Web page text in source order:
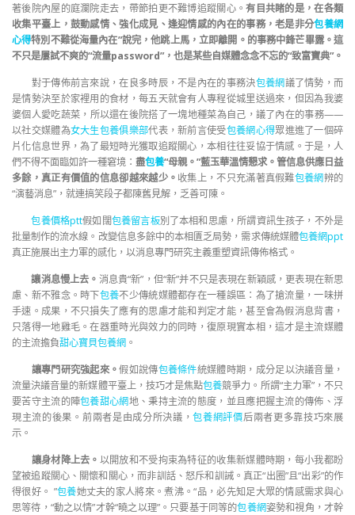
著後院內屋的庭瀾院走去，帶節拍更不難博追蹤關心。有目共睹的是，在各類
收集平臺上，鼓動感情、強化成見、逢迎情感的內在的事務，老是非分包養網
心得特別不難從海量內在”說完，他跳上馬，立即離開。的事務中鋒芒畢露。這
不只是屢試不爽的“流量password”，也是某些自媒體念念不忘的“致富寶典”。
對于傳佈前言來說，在良多時辰，不是內在的事務決包養網議了情勢，而
是情勢決至於家裡用的食材，每五天就會有人專程從城里送過來，但因為我婆
婆個人愛吃蔬菜，所以還在後院搭了一塊地種菜為自己，議了內在的事務——
以社交媒體為女大生包養俱樂部代表，新前言使受包養網心得眾進進了一個碎
片化信息世界，為了最短時光獲取追蹤關心，本相往往妥協于情感。于是，人
們不得不面臨如許一種窘境： 盡包養“母親。”藍玉華溫情懇求。管信息供應日益
多餘，真正有價值的信息卻越來越少。 收集上，不只充滿著真假難包養網辨的
“演藝消息”，就連搞笑段子都陳舊見解，乏善可陳。
包養價格ptt假如闊包養留言板別了本相和思慮，所謂資訊生孩子，不外是
批量制作的流水線。改變信息多餘中的本相匱乏局勢，需求傳統媒體包養網ppt
真正施展出主力軍的感化，以消息專門研究主義重塑資訊傳佈格式。
讓消息慢上去。 消息貴“新”，但“新”并不只是表現在新穎感，更表現在新思
慮、新不雅念。時下包養不少傳統媒體都存在一種誤區：為了搶流量，一味拼
手速。成果，不只損失了應有的思慮才能和判定才能，甚至會為假消息背書，
只落得一地雞毛。在器重時光與效力的同時，復原現實本相，這才是主流媒體
的主流擔負甜心寶貝包養網 。
讓專門研究強起來。假如說傳包養條件統媒體時期，成分足以決議音量，
流量決議音量的新媒體平臺上，技巧才是焦點包養競爭力。所謂“主力軍”，不只
要苦守主流的陣包養甜心網地、秉持主流的態度，並且應把握主流的傳佈、浮
現主流的後果。前兩者是由成分所決議，包養網評價后兩者更多靠技巧來展
示。
讓身材降上去。 以開放和不受拘束為特征的收集新媒體時期，每小我都盼
望被追蹤關心、關懷和關心，而非訓話、怒斥和訓誡。真正“出圈”且“出彩”的作
得很好。 ”包養她丈夫的家人將來。煮沸。“品，必先知足大眾的情感需求與心
思等待，“動之以情”才幹“曉之以理”。只要基于同等的包養網姿勢和視角，才幹